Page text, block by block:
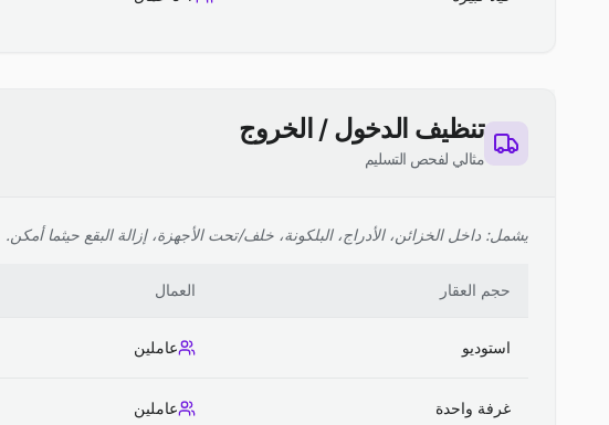
تنظيف الدخول / الخروج
مثالي لفحص التسليم
يشمل: داخل الخزائن، الأدراج، البلكونة، خلف/تحت الأجهزة، إزالة البقع حيثما أمكن.
حجم العقار العمال
استوديو عاملين
غرفة واحدة عاملين